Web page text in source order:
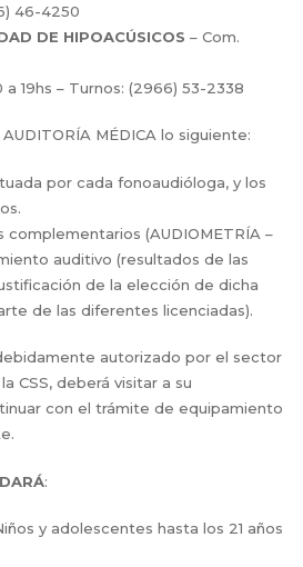
46-4250
DE HIPOACÚSICOS – Com.
a 19hs – Turnos: (2966) 53-2338
MÉDICA lo siguiente:
por cada fonoaudióloga, y los
complementarios (AUDIOMETRÍA –
auditivo (resultados de las
de la elección de dicha
de las diferentes licenciadas).
autorizado por el sector
CSS, deberá visitar a su
con el trámite de equipamiento
:
y adolescentes hasta los 21 años